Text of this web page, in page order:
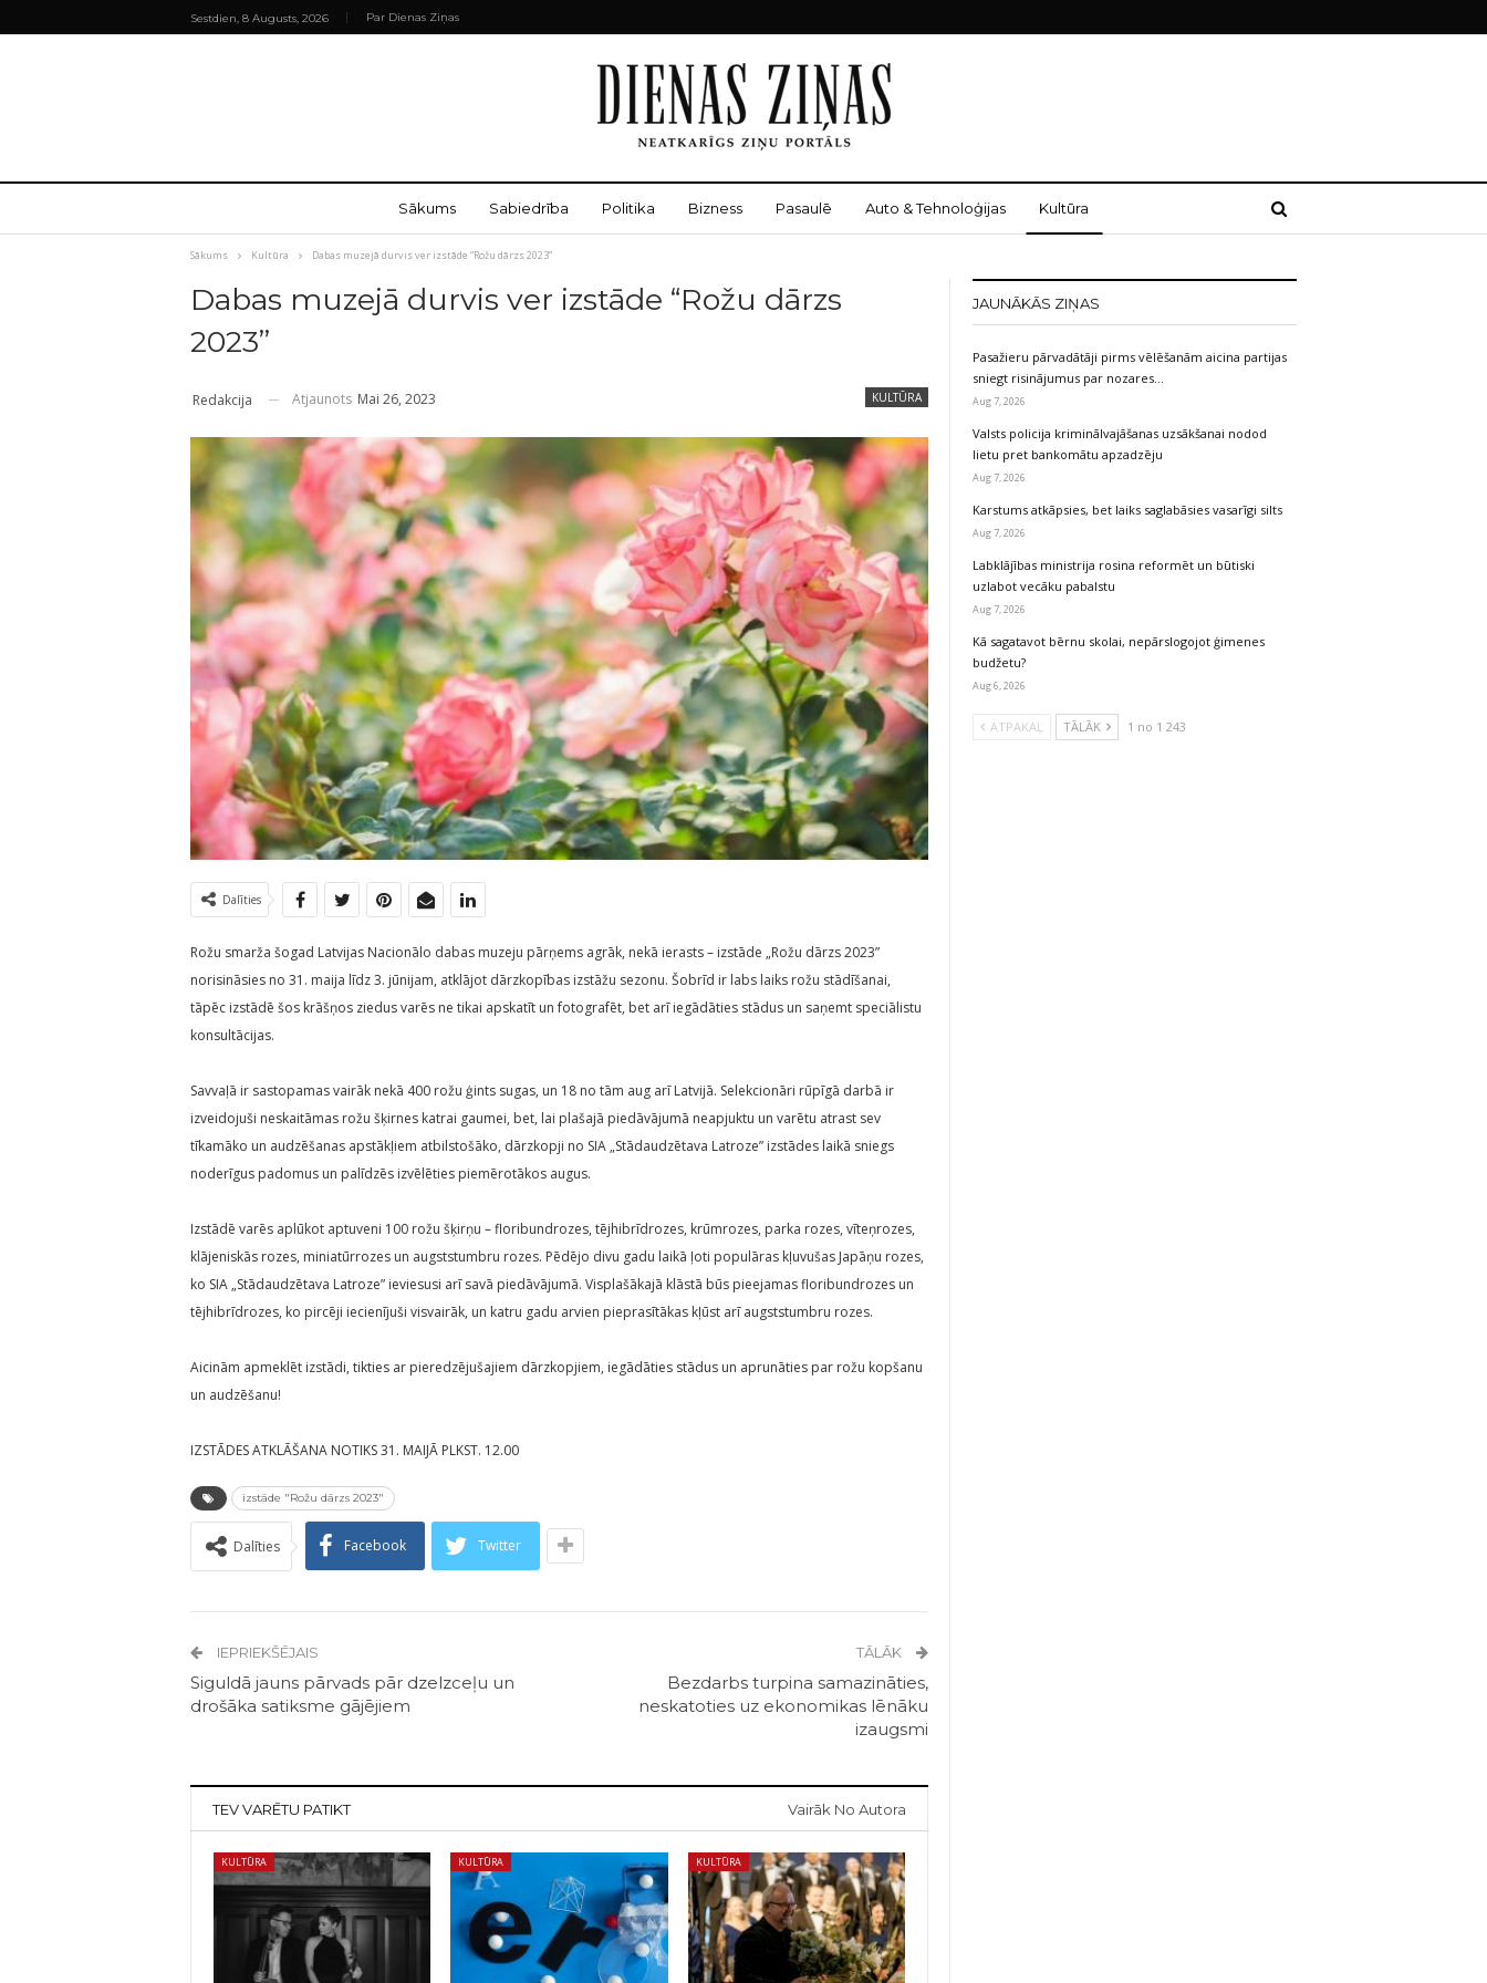
Sestdien, 8 Augusts, 2026 Par Dienas Ziņas
Sākums Sabiedrība Politika Bizness Pasaulē Auto & Tehnoloģijas Kultūra
Sākums Kultūra Dabas muzejā durvis ver izstāde “Rožu dārzs 2023”
Dabas muzejā durvis ver izstāde “Rožu dārzs
2023”
KULTŪRA
Redakcija Atjaunots Mai 26, 2023
Dalīties
Rožu smarža šogad Latvijas Nacionālo dabas muzeju pārņems agrāk, nekā ierasts – izstāde „Rožu dārzs 2023”
norisināsies no 31. maija līdz 3. jūnijam, atklājot dārzkopības izstāžu sezonu. Šobrīd ir labs laiks rožu stādīšanai,
tāpēc izstādē šos krāšņos ziedus varēs ne tikai apskatīt un fotografēt, bet arī iegādāties stādus un saņemt speciālistu
konsultācijas.
Savvaļā ir sastopamas vairāk nekā 400 rožu ģints sugas, un 18 no tām aug arī Latvijā. Selekcionāri rūpīgā darbā ir
izveidojuši neskaitāmas rožu šķirnes katrai gaumei, bet, lai plašajā piedāvājumā neapjuktu un varētu atrast sev
tīkamāko un audzēšanas apstākļiem atbilstošāko, dārzkopji no SIA „Stādaudzētava Latroze” izstādes laikā sniegs
noderīgus padomus un palīdzēs izvēlēties piemērotākos augus.
Izstādē varēs aplūkot aptuveni 100 rožu šķirņu – floribundrozes, tējhibrīdrozes, krūmrozes, parka rozes, vīteņrozes,
klājeniskās rozes, miniatūrrozes un augststumbru rozes. Pēdējo divu gadu laikā ļoti populāras kļuvušas Japāņu rozes,
ko SIA „Stādaudzētava Latroze” ieviesusi arī savā piedāvājumā. Visplašākajā klāstā būs pieejamas floribundrozes un
tējhibrīdrozes, ko pircēji iecienījuši visvairāk, un katru gadu arvien pieprasītākas kļūst arī augststumbru rozes.
Aicinām apmeklēt izstādi, tikties ar pieredzējušajiem dārzkopjiem, iegādāties stādus un aprunāties par rožu kopšanu
un audzēšanu!
IZSTĀDES ATKLĀŠANA NOTIKS 31. MAIJĀ PLKST. 12.00
izstāde "Rožu dārzs 2023"
Dalīties Facebook Twitter
IEPRIEKŠĒJAIS
Siguldā jauns pārvads pār dzelzceļu un
drošāka satiksme gājējiem
TĀLĀK
Bezdarbs turpina samazināties,
neskatoties uz ekonomikas lēnāku
izaugsmi
TEV VARĒTU PATIKT Vairāk No Autora
KULTŪRA KULTŪRA KULTŪRA
JAUNĀKĀS ZIŅAS
Pasažieru pārvadātāji pirms vēlēšanām aicina partijas
sniegt risinājumus par nozares…
Aug 7, 2026
Valsts policija kriminālvajāšanas uzsākšanai nodod
lietu pret bankomātu apzadzēju
Aug 7, 2026
Karstums atkāpsies, bet laiks saglabāsies vasarīgi silts
Aug 7, 2026
Labklājības ministrija rosina reformēt un būtiski
uzlabot vecāku pabalstu
Aug 7, 2026
Kā sagatavot bērnu skolai, nepārslogojot ģimenes
budžetu?
Aug 6, 2026
ATPAKAĻ TĀLĀK 1 no 1 243